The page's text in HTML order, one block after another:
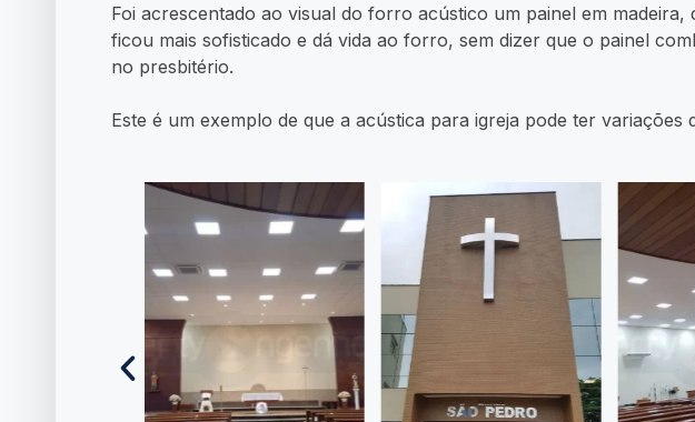
Foi acrescentado ao visual do forro acústico um painel em
ficou mais sofisticado e dá vida ao forro, sem dizer que o painel
no presbitério.
Este é um exemplo de que a acústica para igreja pode ter variações